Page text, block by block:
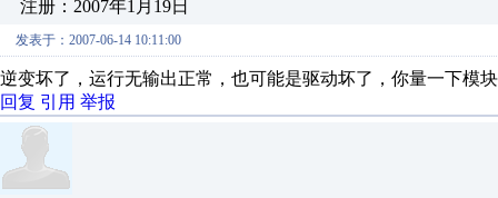
注册：2007年1月19日
发表于：2007-06-14 10:11:00
逆变坏了，运行无输出正常，也可能是驱动坏了，你量一下模
回复 引用 举报